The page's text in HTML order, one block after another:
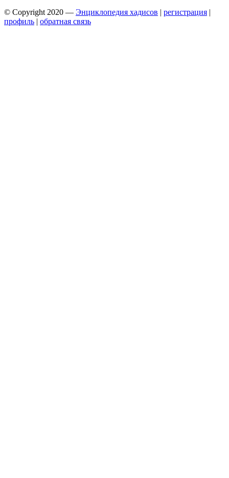
© Copyright 2020 — Энциклопедия хадисов регистрация
профиль
обратная связь